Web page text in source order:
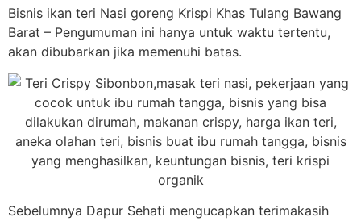
Bisnis ikan teri Nasi goreng Krispi Khas Tulang Bawang
Barat – Pengumuman ini hanya untuk waktu tertentu,
akan dibubarkan jika memenuhi batas.
Sebelumnya Dapur Sehati mengucapkan terimakasih